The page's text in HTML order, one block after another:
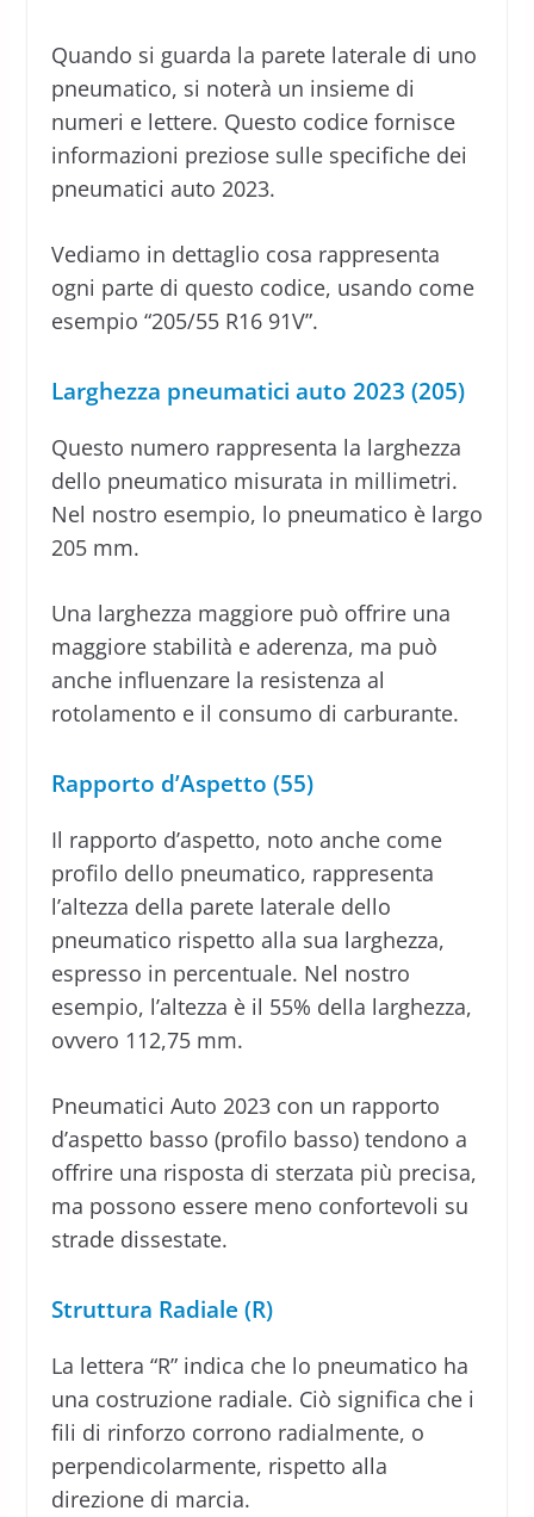
Quando si guarda la parete laterale di uno
pneumatico, si noterà un insieme di
numeri e lettere. Questo codice fornisce
informazioni preziose sulle specifiche dei
pneumatici auto 2023.
Vediamo in dettaglio cosa rappresenta
ogni parte di questo codice, usando come
esempio “205/55 R16 91V”.
Larghezza pneumatici auto 2023 (205)
Questo numero rappresenta la larghezza
dello pneumatico misurata in millimetri.
Nel nostro esempio, lo pneumatico è largo
205 mm.
Una larghezza maggiore può offrire una
maggiore stabilità e aderenza, ma può
anche influenzare la resistenza al
rotolamento e il consumo di carburante.
Rapporto d’Aspetto (55)
Il rapporto d’aspetto, noto anche come
profilo dello pneumatico, rappresenta
l’altezza della parete laterale dello
pneumatico rispetto alla sua larghezza,
espresso in percentuale. Nel nostro
esempio, l’altezza è il 55% della larghezza,
ovvero 112,75 mm.
Pneumatici Auto 2023 con un rapporto
d’aspetto basso (profilo basso) tendono a
offrire una risposta di sterzata più precisa,
ma possono essere meno confortevoli su
strade dissestate.
Struttura Radiale (R)
La lettera “R” indica che lo pneumatico ha
una costruzione radiale. Ciò significa che i
fili di rinforzo corrono radialmente, o
perpendicolarmente, rispetto alla
direzione di marcia.